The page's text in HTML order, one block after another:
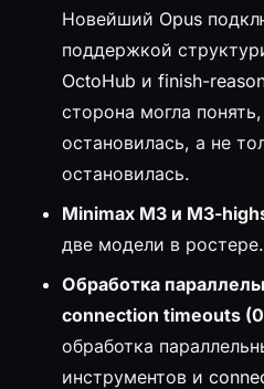
Новейший Opus
поддержкой
OctoHub и finish-
сторона могла понять,
остановилась, а не
остановилась.
Minimax M3 и M3-
две модели в ростере.
Обработка
connection timeouts
обработка
инструментов и